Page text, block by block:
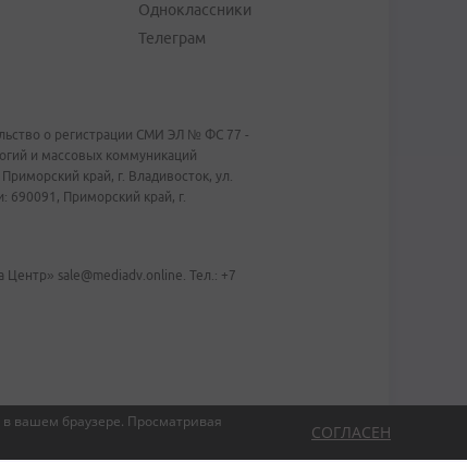
вашем браузере. Просматривая
СОГЛАСЕН
Одноклассники
Телеграм
о регистрации СМИ ЭЛ № ФС 77 -
и массовых коммуникаций
край, г. Владивосток, ул.
Приморский край, г.
sale@mediadv.online. Тел.: +7